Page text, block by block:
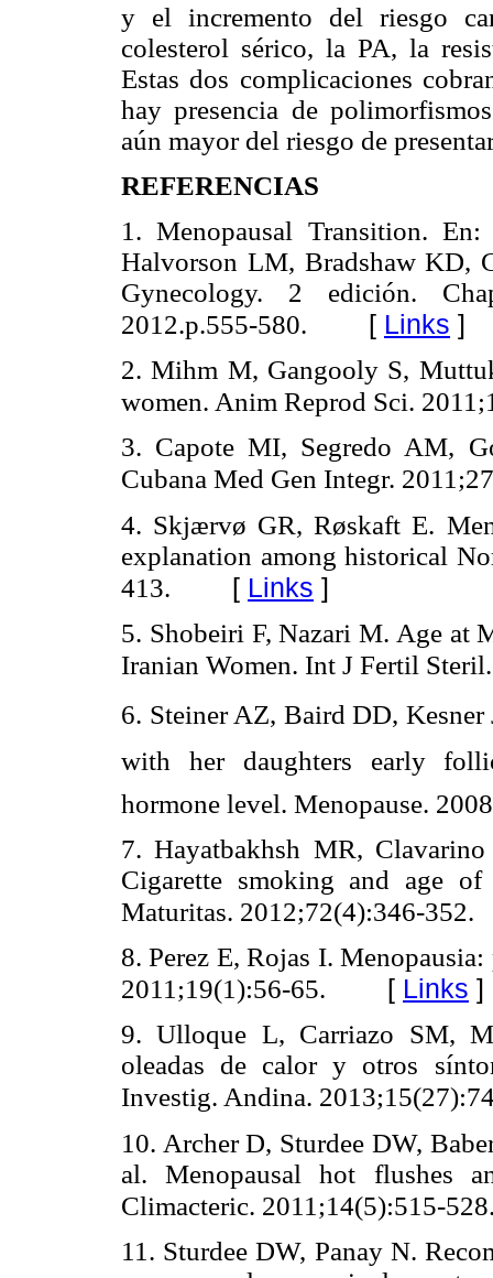
y el incremento del riesgo
colesterol sérico, la PA, la
Estas dos complicaciones
hay presencia de
aún mayor del riesgo de
REFERENCIAS
1. Menopausal Transition.
Halvorson LM, Bradshaw KD,
Gynecology. 2 edición.
2012.p.555-580. [ Links ]
2. Mihm M, Gangooly S,
women. Anim Reprod Sci.
3. Capote MI, Segredo AM,
Cubana Med Gen Integr.
4. Skjærvø GR, Røskaft E.
explanation among historical
413. [ Links ]
5. Shobeiri F, Nazari M. Age at
Iranian Women. Int J Fertil
6. Steiner AZ, Baird DD, Kesner
with her daughters early
hormone level. Menopause.
7. Hayatbakhsh MR,
Cigarette smoking and age of
Maturitas. 2012;72(4):346-352.
8. Perez E, Rojas I.
2011;19(1):56-65. [ Links ]
9. Ulloque L, Carriazo SM,
oleadas de calor y otros
Investig. Andina.
10. Archer D, Sturdee DW,
al. Menopausal hot flushes
Climacteric. 2011;14(5):515-
11. Sturdee DW, Panay N.